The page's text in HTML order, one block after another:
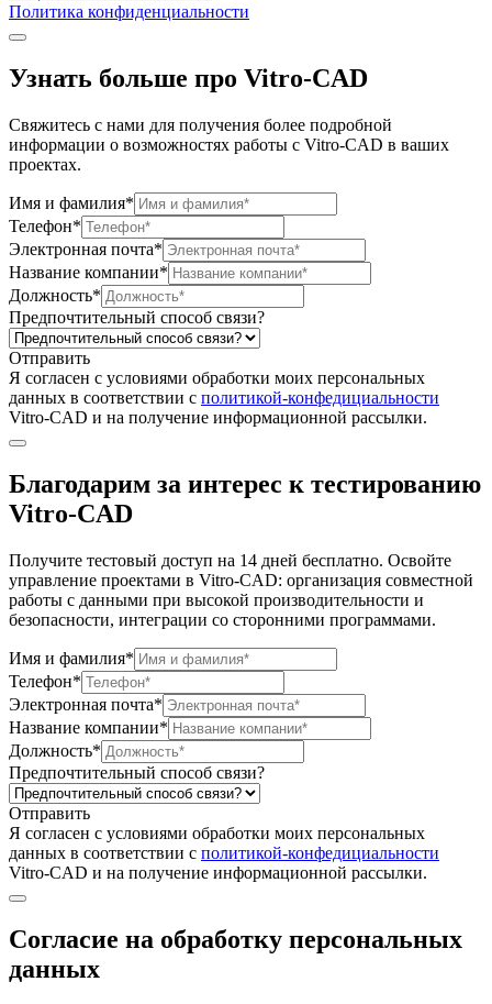
Политика конфиденциальности
Узнать больше про Vitro-CAD
Свяжитесь с нами для получения более подробной
информации о возможностях работы с Vitro-CAD в ваших
проектах.
Имя и фамилия*
Телефон*
Электронная почта*
Название компании*
Должность*
Предпочтительный способ связи?
Отправить
Я согласен c условиями обработки моих персональных
данных в соответствии с политикой-конфедициальности
Vitro-CAD и на получение информационной рассылки.
Благодарим за интерес к тестированию
Vitro-CAD
Получите тестовый доступ на 14 дней бесплатно. Освойте
управление проектами в Vitro-CAD: организация совместной
работы с данными при высокой производительности и
безопасности, интеграции со сторонними программами.
Имя и фамилия*
Телефон*
Электронная почта*
Название компании*
Должность*
Предпочтительный способ связи?
Отправить
Я согласен c условиями обработки моих персональных
данных в соответствии с политикой-конфедициальности
Vitro-CAD и на получение информационной рассылки.
Согласие на обработку персональных
данных